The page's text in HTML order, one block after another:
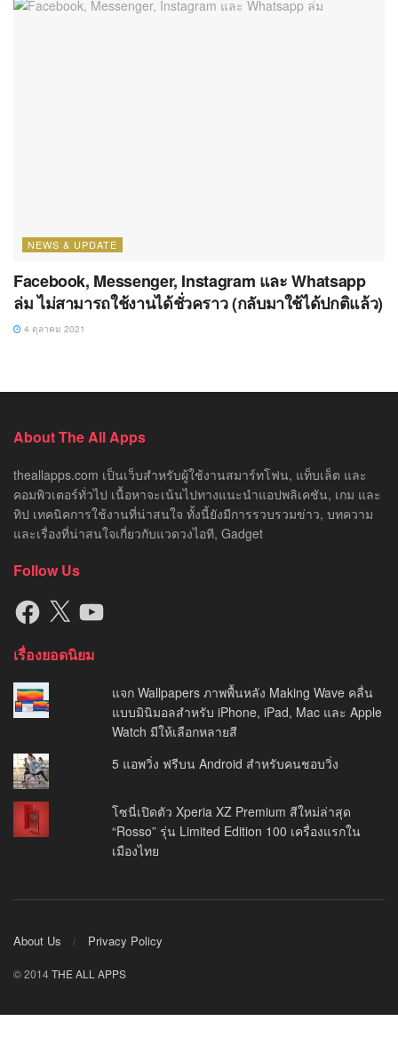
NEWS & UPDATE
Facebook, Messenger, Instagram และ Whatsapp
ล่ม ไม่สามารถใช้งานได้ชั่วคราว (กลับมาใช้ได้ปกติแล้ว)
4 ตุลาคม 2021
About The All Apps
theallapps.com เป็นเว็บสำหรับผู้ใช้งานสมาร์ทโฟน, แท็บเล็ต และ
คอมพิวเตอร์ทั่วไป เนื้อหาจะเน้นไปทางแนะนำแอปพลิเคชัน, เกม และ
ทิป เทคนิคการใช้งานที่น่าสนใจ ทั้งนี้ยังมีการรวบรวมข่าว, บทความ
และเรื่องที่น่าสนใจเกี่ยวกับแวดวงไอที, Gadget
Follow Us
Facebook
X YouTube
เรื่องยอดนิยม
แจก Wallpapers ภาพพื้นหลัง Making Wave คลื่น
แบบมินิมอลสำหรับ iPhone, iPad, Mac และ Apple
Watch มีให้เลือกหลายสี
5 แอพวิ่ง ฟรีบน Android สำหรับคนชอบวิ่ง
โซนี่เปิดตัว Xperia XZ Premium สีใหม่ล่าสุด
“Rosso” รุ่น Limited Edition 100 เครื่องแรกใน
เมืองไทย
About Us Privacy Policy
© 2014THE ALL APPS